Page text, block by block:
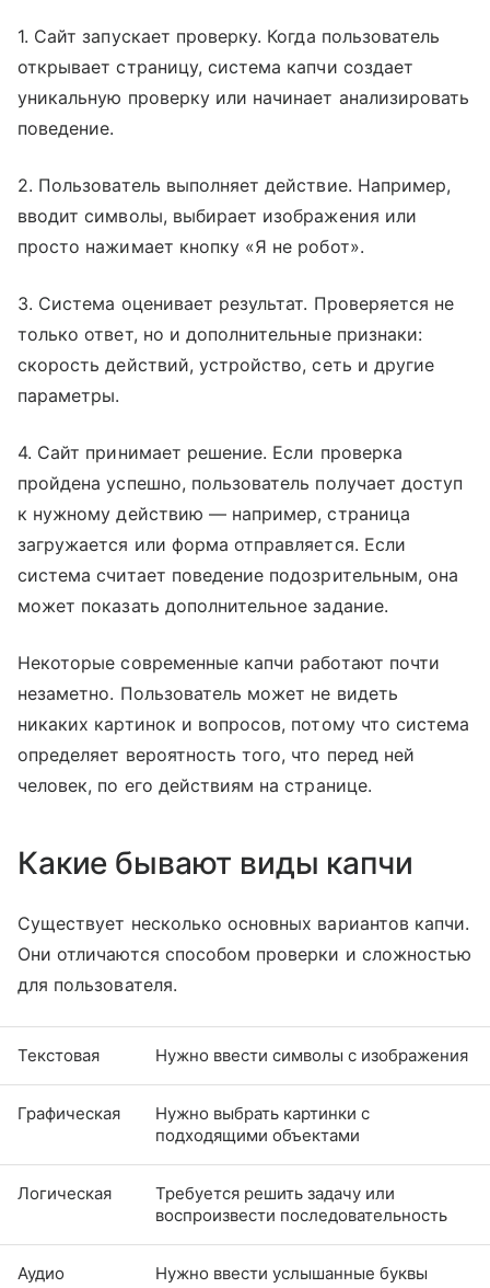
1. Сайт запускает проверку. Когда пользователь
открывает страницу, система капчи создает
уникальную проверку или начинает анализировать
поведение.
2. Пользователь выполняет действие. Например,
вводит символы, выбирает изображения или
просто нажимает кнопку «Я не робот».
3. Система оценивает результат. Проверяется не
только ответ, но и дополнительные признаки:
скорость действий, устройство, сеть и другие
параметры.
4. Сайт принимает решение. Если проверка
пройдена успешно, пользователь получает доступ
к нужному действию — например, страница
загружается или форма отправляется. Если
система считает поведение подозрительным, она
может показать дополнительное задание.
Некоторые современные капчи работают почти
незаметно. Пользователь может не видеть
никаких картинок и вопросов, потому что система
определяет вероятность того, что перед ней
человек, по его действиям на странице.
Какие бывают виды капчи
Существует несколько основных вариантов капчи.
Они отличаются способом проверки и сложностью
для пользователя.
Текстовая Нужно ввести символы с изображения
Графическая
Нужно выбрать картинки с
подходящими объектами
Логическая
Требуется решить задачу или
воспроизвести последовательность
Аудио Нужно ввести услышанные буквы